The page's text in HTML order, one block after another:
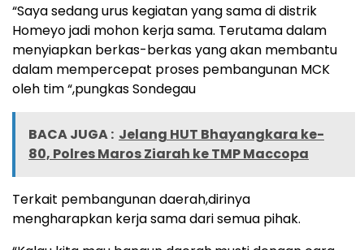
“Saya sedang urus kegiatan yang sama di distrik
Homeyo jadi mohon kerja sama. Terutama dalam
menyiapkan berkas-berkas yang akan membantu
dalam mempercepat proses pembangunan MCK
oleh tim “,pungkas Sondegau
BACA JUGA : Jelang HUT Bhayangkara ke-
80, Polres Maros Ziarah ke TMP Maccopa
Terkait pembangunan daerah,dirinya
mengharapkan kerja sama dari semua pihak.